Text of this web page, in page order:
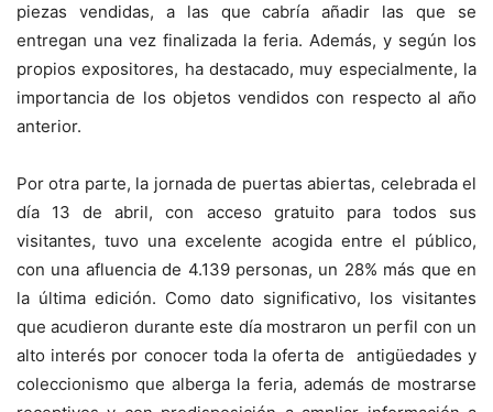
piezas vendidas, a las que cabría añadir las que se
entregan una vez finalizada la feria. Además, y según los
propios expositores, ha destacado, muy especialmente, la
importancia de los objetos vendidos con respecto al año
anterior.
Por otra parte, la jornada de puertas abiertas, celebrada el
día 13 de abril, con acceso gratuito para todos sus
visitantes, tuvo una excelente acogida entre el público,
con una afluencia de 4.139 personas, un 28% más que en
la última edición. Como dato significativo, los visitantes
que acudieron durante este día mostraron un perfil con un
alto interés por conocer toda la oferta de antigüedades y
coleccionismo que alberga la feria, además de mostrarse